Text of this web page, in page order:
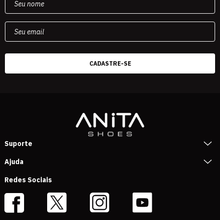
Suporte
Ajuda
Redes Sociais